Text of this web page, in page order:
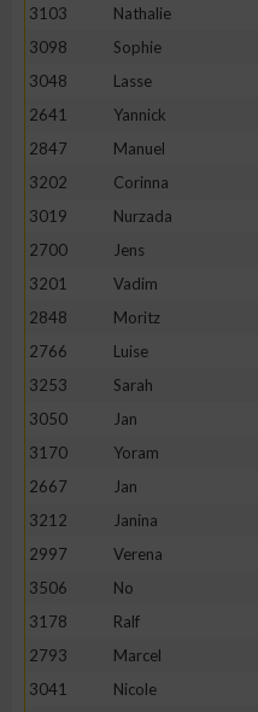
3103
Nathalie
3098
Sophie
3048
Lasse
2641
Yannick
2847
Manuel
3202
Corinna
3019
Nurzada
2700
Jens
3201
Vadim
2848
Moritz
2766
Luise
3253
Sarah
3050
Jan
3170
Yoram
2667
Jan
3212
Janina
2997
Verena
3506
No
3178
Ralf
2793
Marcel
3041
Nicole
Erstellung von Profilen zur
Verwendung von Profilen
verschiedenen Quellen
Entwicklung und
Verwendung reduzierter
IAB-Besonderheiten:
Verwendung genauer